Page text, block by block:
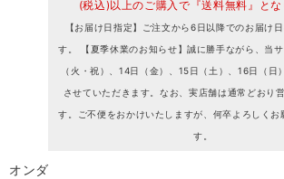
(税込)以上のご購入で『送料無料』とな
【お届け日指定】ご注文から6日以降でのお届け
す。 【夏季休業のお知らせ】誠に勝手ながら、当
（火・祝）、14日（金）、15日（土）、16日（日
させていただきます。なお、実店舗は通常どおり
す。ご不便をおかけいたしますが、何卒よろしくお
す。
オンダ